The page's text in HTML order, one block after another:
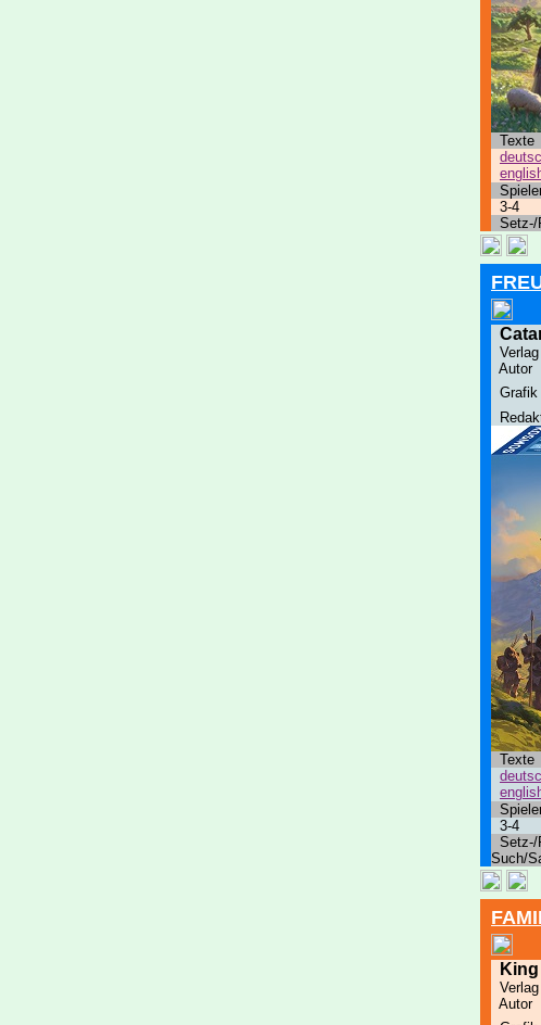
Texte
3-4
Setz-/
Verlag
Autor
Grafik
Texte
3-4
Setz-/
Such/
Verlag
Autor